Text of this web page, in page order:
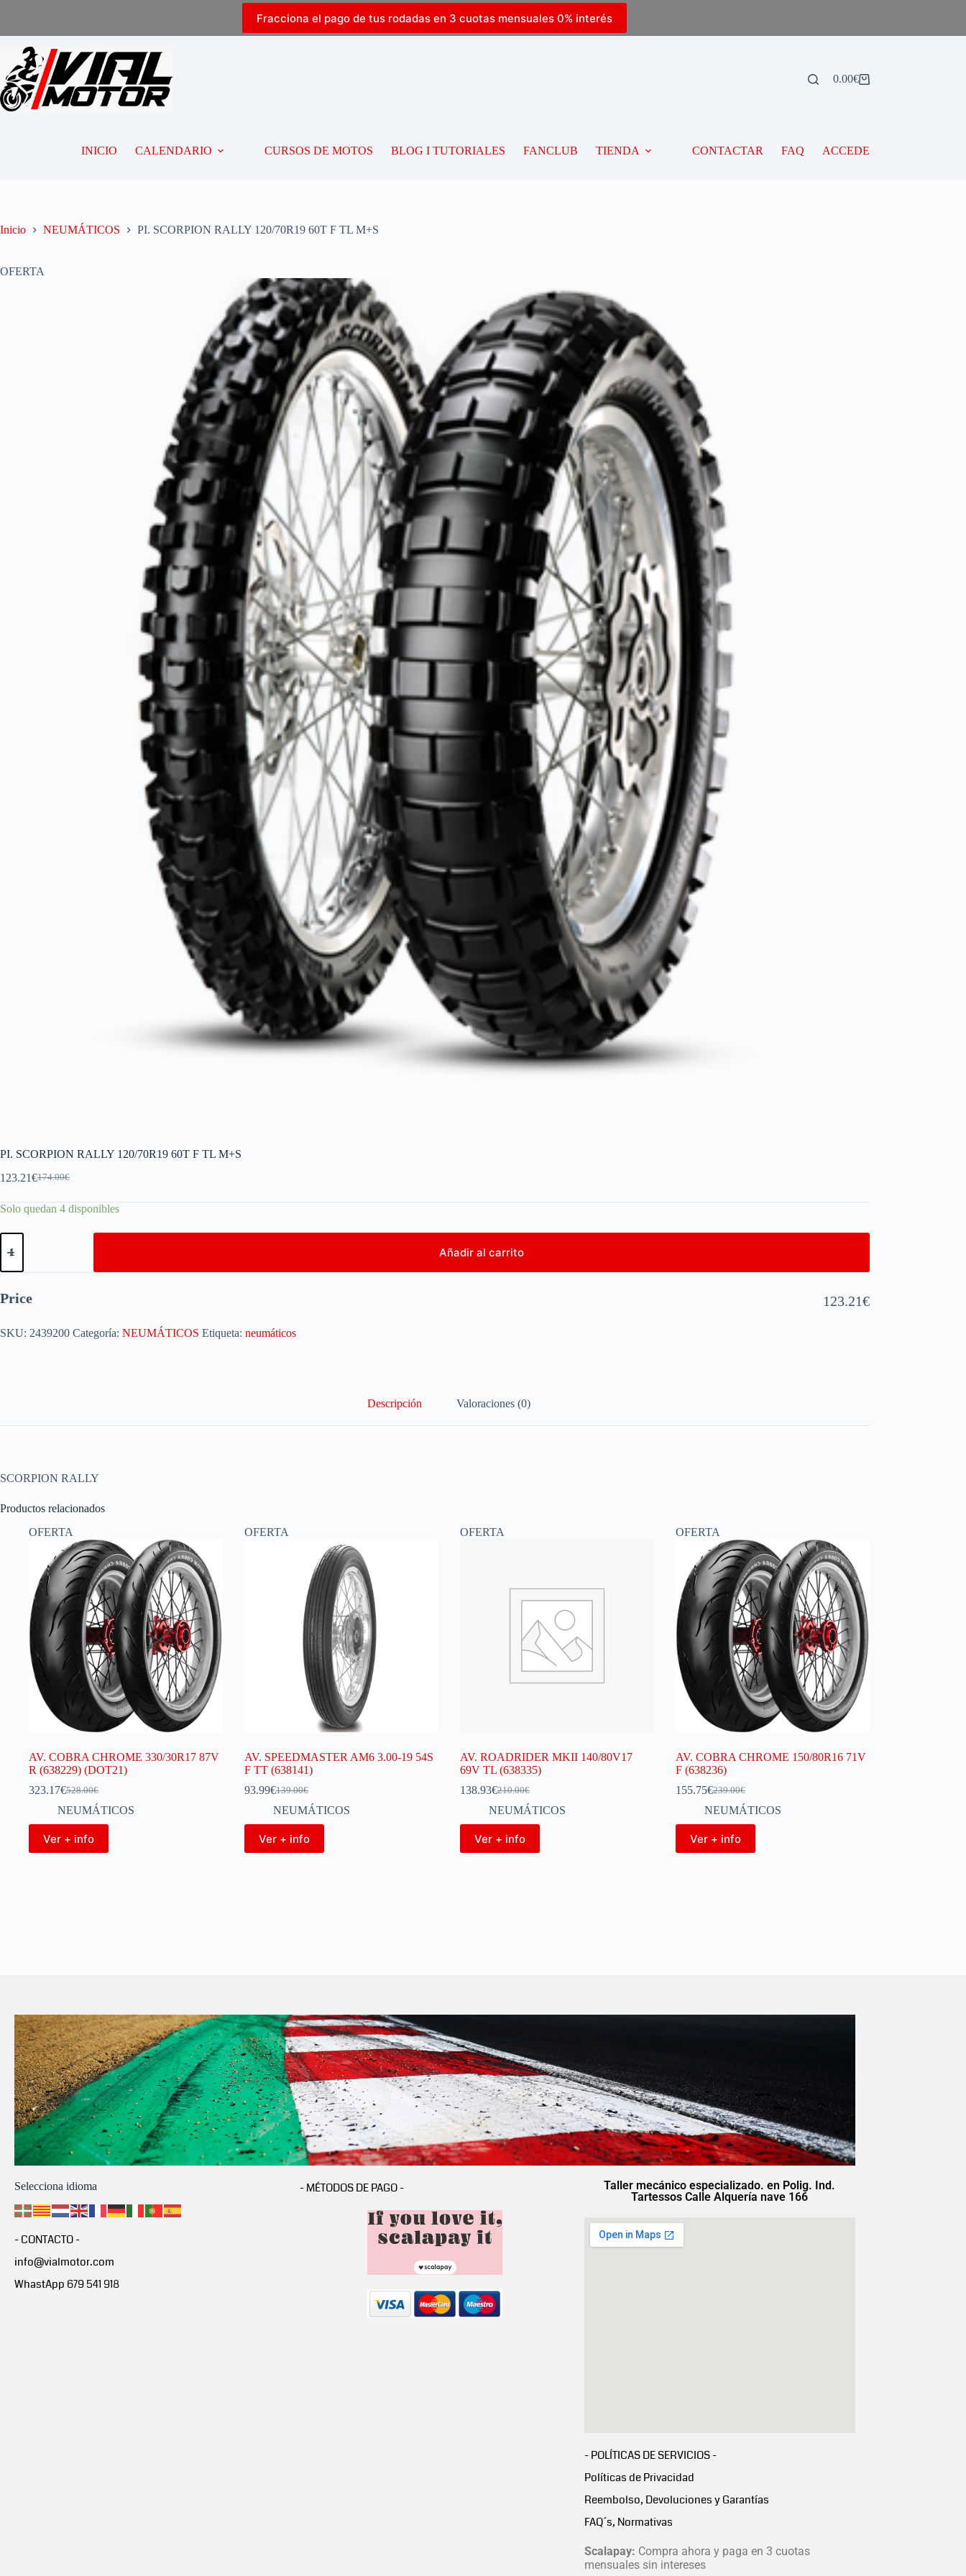
Fracciona el pago de tus rodadas en 3 cuotas mensuales 0% interés
0.00€
INICIO CALENDARIO CURSOS DE MOTOS BLOG I TUTORIALES FANCLUB TIENDA CONTACTAR FAQ ACCEDE
Inicio NEUMÁTICOS PI. SCORPION RALLY 120/70R19 60T F TL M+S
OFERTA
PI. SCORPION RALLY 120/70R19 60T F TL M+S
174.00€
123.21€
Solo quedan 4 disponibles
Añadir al carrito
Price 123.21€
SKU: 2439200 Categoría: NEUMÁTICOS Etiqueta: neumáticos
Descripción Valoraciones (0)
SCORPION RALLY
Productos relacionados
OFERTA
AV. COBRA CHROME 330/30R17 87V
R (638229) (DOT21)
528.00€
323.17€
NEUMÁTICOS
Ver + info
OFERTA
AV. SPEEDMASTER AM6 3.00-19 54S
F TT (638141)
139.00€
93.99€
NEUMÁTICOS
Ver + info
OFERTA
AV. ROADRIDER MKII 140/80V17
69V TL (638335)
210.00€
138.93€
NEUMÁTICOS
Ver + info
OFERTA
AV. COBRA CHROME 150/80R16 71V
F (638236)
239.00€
155.75€
NEUMÁTICOS
Ver + info
Selecciona idioma
- CONTACTO -
info@vialmotor.com
WhastApp 679 541 918
- MÉTODOS DE PAGO -
Taller mecánico especializado. en Polig. Ind.
Tartessos Calle Alquería nave 166
- POLÍTICAS DE SERVICIOS -
Políticas de Privacidad
Reembolso, Devoluciones y Garantías
FAQ´s, Normativas
Scalapay: Compra ahora y paga en 3 cuotas
mensuales sin intereses